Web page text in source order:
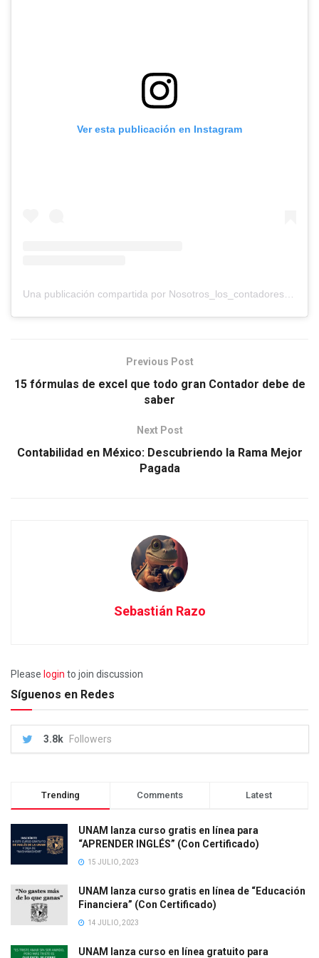
Ver esta publicación en Instagram
Previous Post
15 fórmulas de excel que todo gran Contador debe de
saber
Next Post
Contabilidad en México: Descubriendo la Rama Mejor
Pagada
Sebastián Razo
Please login to join discussion
Síguenos en Redes
3.8k Followers
Trending Comments Latest
UNAM lanza curso gratis en línea para
“APRENDER INGLÉS” (Con Certificado)
15 JULIO, 2023
UNAM lanza curso gratis en línea de “Educación
Financiera” (Con Certificado)
14 JULIO, 2023
UNAM lanza curso en línea gratuito para